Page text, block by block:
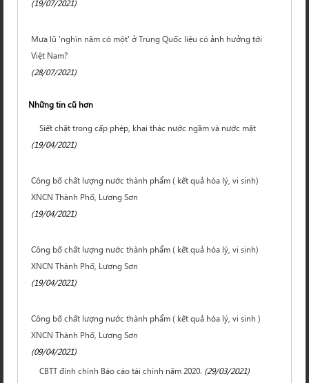
(19/07/2021)
Mưa lũ 'nghìn năm có một' ở Trung Quốc liệu có ảnh hưởng tới
Việt Nam?
(28/07/2021)
Những tin cũ hơn
Siết chặt trong cấp phép, khai thác nước ngầm và nước mặt
(19/04/2021)
Công bố chất lượng nước thành phẩm ( kết quả hóa lý, vi sinh)
XNCN Thành Phố, Lương Sơn
(19/04/2021)
Công bố chất lượng nước thành phẩm ( kết quả hóa lý, vi sinh)
XNCN Thành Phố, Lương Sơn
(19/04/2021)
Công bố chất lượng nước thành phẩm ( kết quả hóa lý, vi sinh )
XNCN Thành Phố, Lương Sơn
(09/04/2021)
CBTT đính chính Báo cáo tài chính năm 2020. (29/03/2021)